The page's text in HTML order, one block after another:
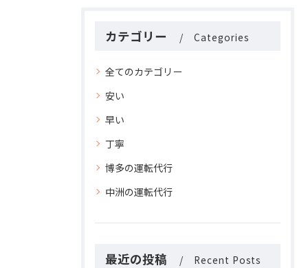
カテゴリー Categories
全てのカテゴリー
安い
早い
丁寧
博多の運転代行
中洲の運転代行
最近の投稿 Recent Posts